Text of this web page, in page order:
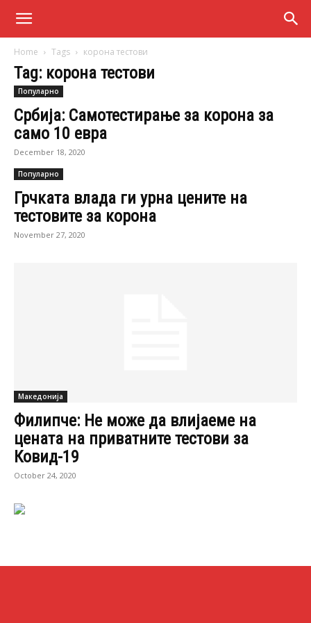
Home Tags корона тестови
Tag: корона тестови
Популарно
Србија: Самотестирање за корона за
само 10 евра
December 18, 2020
Популарно
Грчката влада ги урна цените на
тестовите за корона
November 27, 2020
Македонија
Филипче: Не може да влијаеме на
цената на приватните тестови за
Ковид-19
October 24, 2020